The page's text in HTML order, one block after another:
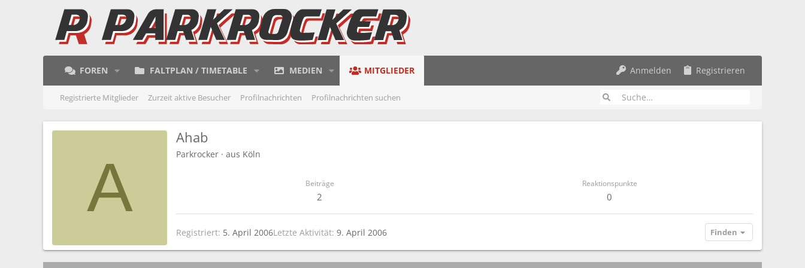
FOREN FALTPLAN / TIMETABLE MEDIEN MITGLIEDER Anmelden Registrieren
Registrierte Mitglieder Zurzeit aktive Besucher Profilnachrichten Profilnachrichten suchen
A
Ahab
Parkrocker · aus Köln
Beiträge
2
Reaktionspunkte
0
Registriert 5. April 2006Letzte Aktivität 9. April 2006 Finden